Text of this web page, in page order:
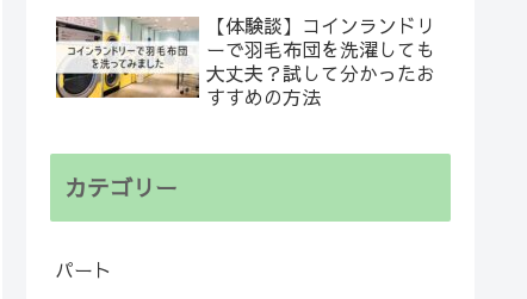
【体験談】コインランドリ
ーで羽毛布団を洗濯しても
大丈夫？試して分かったお
すすめの方法
カテゴリー
パート